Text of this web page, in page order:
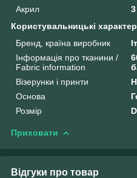
Акрил
Користувальницькі
Бренд, країна виробник
Інформація про тканини /
Fabric information
Візерунки і принти
Основа
Розмір
Приховати
Відгуки про товар